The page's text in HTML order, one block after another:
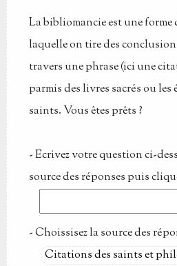
La bibliomancie est une forme
laquelle on tire des
travers une phrase (ici une
parmis des livres sacrés ou les
saints. Vous êtes prêts ?
- Ecrivez votre question ci-
source des réponses puis
- Choissisez la source des